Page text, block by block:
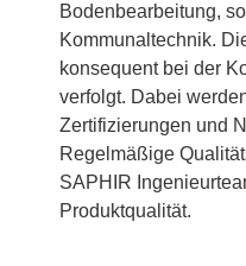
Bodenbearbeitung,
Kommunaltechnik.
konsequent bei der
verfolgt. Dabei
Zertifizierungen und
Regelmäßige
SAPHIR
Produktqualität.